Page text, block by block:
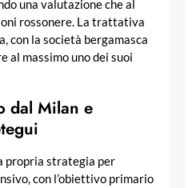
una valutazione che al
rossonere. La trattativa
con la società bergamasca
al massimo uno dei suoi
dal Milan e
propria strategia per
con l’obiettivo primario